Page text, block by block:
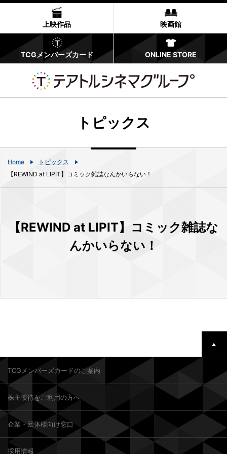
上映作品 映画館
TCGメンバーズカード ONLINE STORE
トピックス
Home
トピックス
【REWIND at LIPIT】コミック雑誌なんかいらない！
【REWIND at LIPIT】コミック雑誌な
んかいらない！
TCGメンバーズカードのご案内
株主優待をご利用の方へ
企業・団体様向け窓口
採用情報